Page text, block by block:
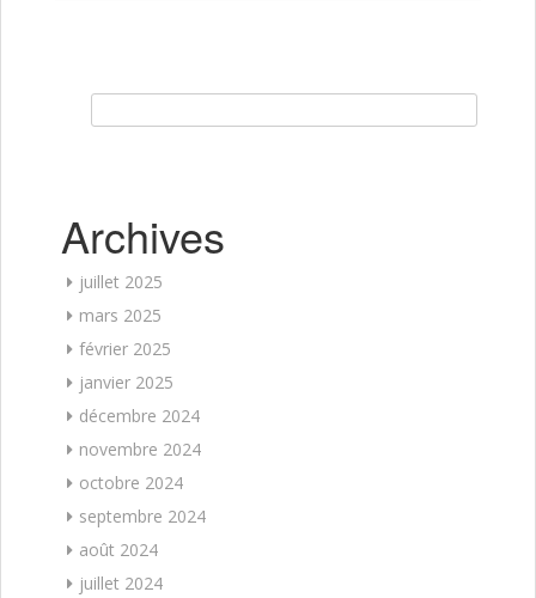
Archives
juillet 2025
mars 2025
février 2025
janvier 2025
décembre 2024
novembre 2024
octobre 2024
septembre 2024
août 2024
juillet 2024